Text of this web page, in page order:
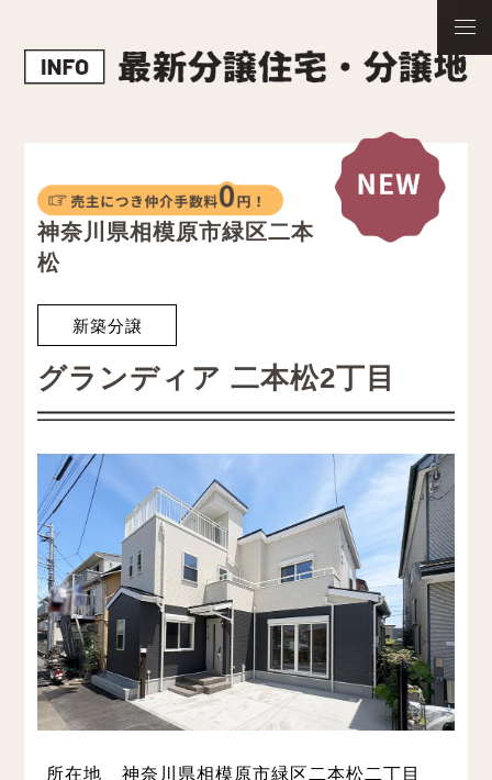
神奈川県相模原市緑区二本
松
新築分譲
グランディア 二本松2丁目
所在地
神奈川県相模原市緑区二本松二丁目